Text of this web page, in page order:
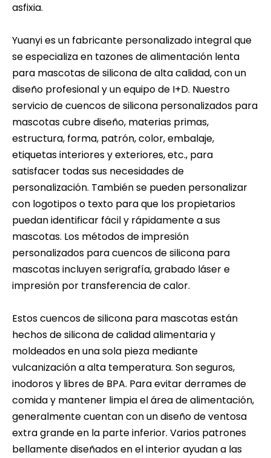
asfixia.
Yuanyi es un fabricante personalizado integral que
se especializa en tazones de alimentación lenta
para mascotas de silicona de alta calidad, con un
diseño profesional y un equipo de I+D. Nuestro
servicio de cuencos de silicona personalizados para
mascotas cubre diseño, materias primas,
estructura, forma, patrón, color, embalaje,
etiquetas interiores y exteriores, etc., para
satisfacer todas sus necesidades de
personalización. También se pueden personalizar
con logotipos o texto para que los propietarios
puedan identificar fácil y rápidamente a sus
mascotas. Los métodos de impresión
personalizados para cuencos de silicona para
mascotas incluyen serigrafía, grabado láser e
impresión por transferencia de calor.
Estos cuencos de silicona para mascotas están
hechos de silicona de calidad alimentaria y
moldeados en una sola pieza mediante
vulcanización a alta temperatura. Son seguros,
inodoros y libres de BPA. Para evitar derrames de
comida y mantener limpia el área de alimentación,
generalmente cuentan con un diseño de ventosa
extra grande en la parte inferior. Varios patrones
bellamente diseñados en el interior ayudan a las